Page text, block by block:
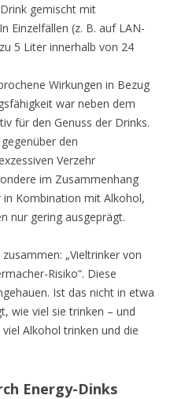
gemischt mit
Einzelfällen (z. B. auf LAN-
5 Liter innerhalb von 24
Wirkungen in Bezug
war neben dem
für den Genuss der Drinks.
den
Verzehr
im Zusammenhang
Kombination mit Alkohol,
nur gering ausgeprägt.
„Vieltrinker von
Risiko“. Diese
Ist das nicht in etwa
wie viel sie trinken – und
Alkohol trinken und die
Energy-Dinks